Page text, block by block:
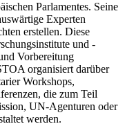
Parlamentes. Seine
Experten
erstellen. Diese
und -
Vorbereitung
organisiert darüber
Workshops,
die zum Teil
UN-Agenturen oder
werden.